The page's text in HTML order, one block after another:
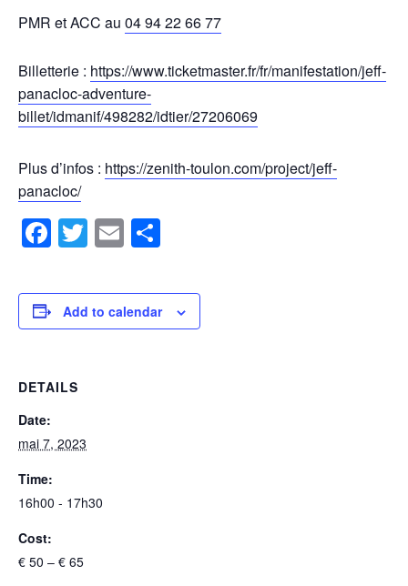
PMR et ACC au 04 94 22 66 77
Billetterie : https://www.ticketmaster.fr/fr/manifestation/jeff-
panacloc-adventure-
billet/idmanif/498282/idtier/27206069
Plus d’infos : https://zenith-toulon.com/project/jeff-
panacloc/
Facebook
Twitter
Email
Add to calendar
DETAILS
Date:
mai 7, 2023
Time:
16h00 - 17h30
Cost:
€ 50 – € 65